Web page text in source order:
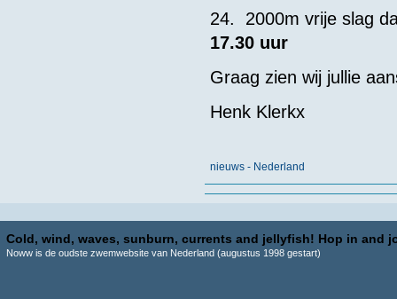
24. 2000m vrije
17.30 uur
Graag zien wij jullie
Henk Klerkx
nieuws - Nederland
Cold, wind, waves, sunburn, currents and jellyfish! Hop in and
Noww is de oudste zwemwebsite van Nederland (augustus 1998 gestart)